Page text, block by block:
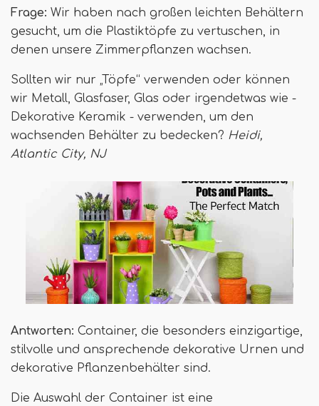
Frage: Wir haben nach großen leichten Behältern
gesucht, um die Plastiktöpfe zu vertuschen, in
denen unsere Zimmerpflanzen wachsen.
Sollten wir nur „Töpfe“ verwenden oder können
wir Metall, Glasfaser, Glas oder irgendetwas wie -
Dekorative Keramik - verwenden, um den
wachsenden Behälter zu bedecken? Heidi,
Atlantic City, NJ
Antworten: Container, die besonders einzigartige,
stilvolle und ansprechende dekorative Urnen und
dekorative Pflanzenbehälter sind.
Die Auswahl der Container ist eine